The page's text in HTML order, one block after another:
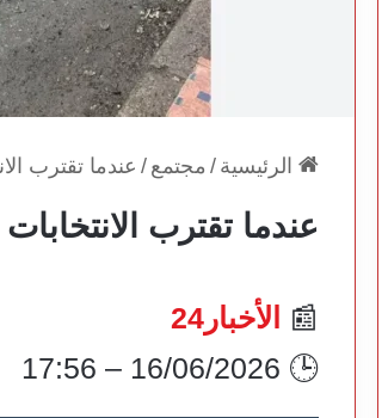
الرئيسية / مجتمع / عندما تقترب
عندما تقترب
📰
الأخبار24
🕒 16/06/2026 – 17:56